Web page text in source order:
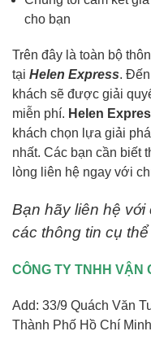
cho bạn
Trên đây là toàn bộ
tại Helen Express.
khách sẽ được giải
miễn phí. Helen
khách chọn lựa giải
nhất. Các bạn cần biết
lòng liên hệ ngay với
Bạn hãy liên hệ với
các thông tin cụ thể
CÔNG TY TNHH VẬN
Add: 33/9 Quách Văn
Thành Phố Hồ Chí Minh